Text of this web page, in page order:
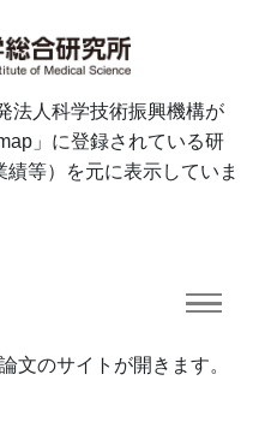
法人科学技術振興機構が
」に登録されている研
等）を元に表示していま
文のサイトが開きます。